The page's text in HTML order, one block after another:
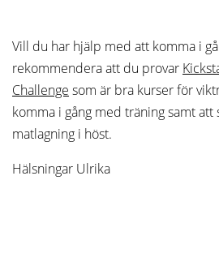
Vill du har hjälp med att komma i
rekommendera att du provar
Challenge som är bra kurser för
komma i gång med träning samt att
matlagning i höst.
Hälsningar Ulrika